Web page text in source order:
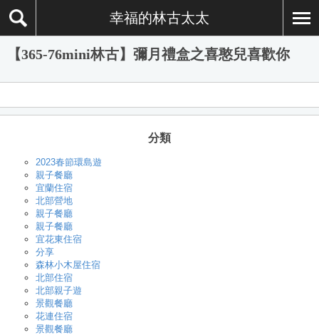
幸福的林古太太
【365-76mini林古】彌月禮盒之喜憨兒喜歡你
分類
2023春節環島遊
親子餐廳
宜蘭住宿
北部營地
親子餐廳
親子餐廳
宜花東住宿
分享
森林小木屋住宿
北部住宿
北部親子遊
景觀餐廳
花連住宿
景觀餐廳